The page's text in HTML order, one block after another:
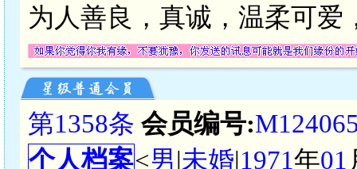
为人善良，真诚，温柔可爱
第1358条 会员编号:
个人档案<男|未婚|1971年01